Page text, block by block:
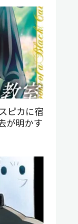
ピカに宿
が明かす